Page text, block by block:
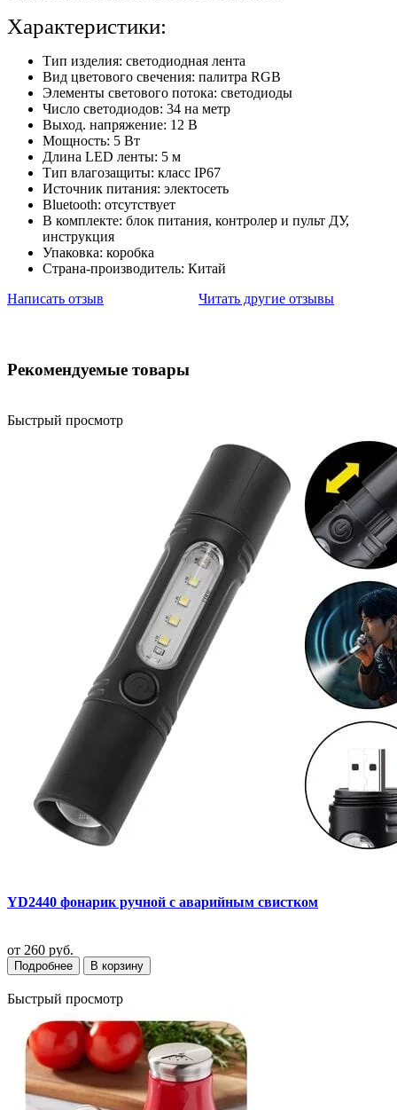
Характеристики:
Тип изделия: светодиодная лента
Вид цветового свечения: палитра RGB
Элементы светового потока: светодиоды
Число светодиодов: 34 на метр
Выход. напряжение: 12 В
Мощность: 5 Вт
Длина LED ленты: 5 м
Тип влагозащиты: класс IP67
Источник питания: электосеть
Bluetooth: отсутствует
В комплекте: блок питания, контролер и пульт ДУ,
инструкция
Упаковка: коробка
Страна-производитель: Китай
Написать отзыв
Читать другие отзывы
Рекомендуемые товары
Быстрый просмотр
YD2440 фонарик ручной с аварийным свистком
от 260 руб.
Подробнее В корзину
Быстрый просмотр